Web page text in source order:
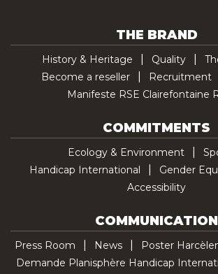
THE BRAND
History & Heritage Quality
Become a reseller
Recruitment
Manifeste RSE Clairefontaine
COMMITMENTS
Ecology & Environment
Handicap International
Gender
Accessibility
COMMUNICATION
Press Room News
Poster
Demande Planisphère Handicap